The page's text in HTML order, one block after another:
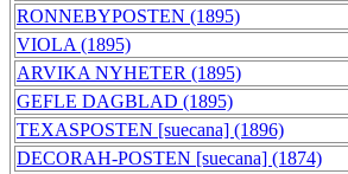
RONNEBYPOSTEN (1895)
VIOLA (1895)
ARVIKA NYHETER (1895)
GEFLE DAGBLAD (1895)
TEXASPOSTEN [suecana] (1896)
DECORAH-POSTEN [suecana] (1874)